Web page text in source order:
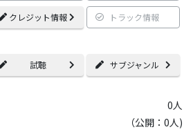
クレジット情報 トラック情報
試聴 サブジャンル
0人
（公開：0人)